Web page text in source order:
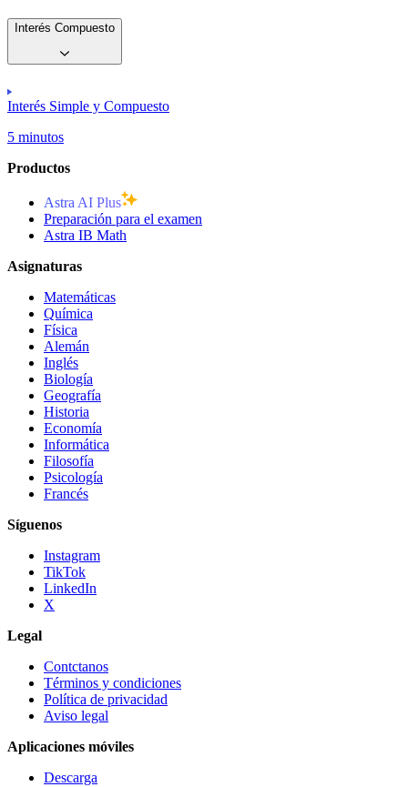
Interés Compuesto
Interés Simple y Compuesto
5 minutos
Productos
Astra AI Plus
Preparación para el examen
Astra IB Math
Asignaturas
Matemáticas
Química
Física
Alemán
Inglés
Biología
Geografía
Historia
Economía
Informática
Filosofía
Psicología
Francés
Síguenos
Instagram
TikTok
LinkedIn
X
Legal
Contctanos
Términos y condiciones
Política de privacidad
Aviso legal
Aplicaciones móviles
Descarga